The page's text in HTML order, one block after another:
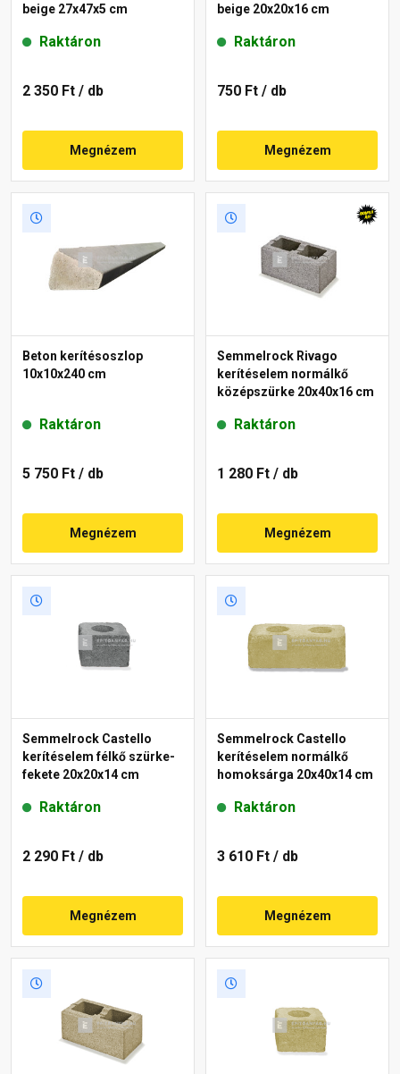
beige 27x47x5 cm
Raktáron
2 350 Ft / db
Megnézem
beige 20x20x16 cm
Raktáron
750 Ft / db
Megnézem
Beton kerítésoszlop
10x10x240 cm
Raktáron
5 750 Ft / db
Megnézem
Semmelrock Rivago
kerítéselem normálkő
középszürke 20x40x16 cm
Raktáron
1 280 Ft / db
Megnézem
Semmelrock Castello
kerítéselem félkő szürke-
fekete 20x20x14 cm
Raktáron
2 290 Ft / db
Megnézem
Semmelrock Castello
kerítéselem normálkő
homoksárga 20x40x14 cm
Raktáron
3 610 Ft / db
Megnézem